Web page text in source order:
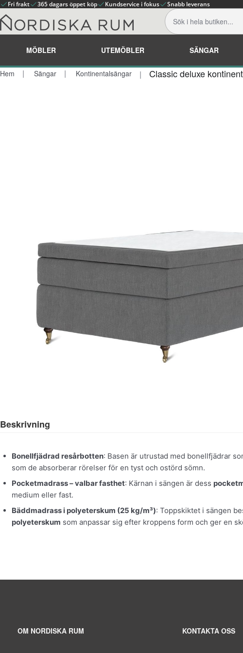
Fri frakt 365 dagars öppet köp Kundservice i fokus Snabb leverans
MÖBLER UTEMÖBLER SÄNGAR
Hem Sängar Kontinentalsängar Classic deluxe
Beskrivning
Bonellfjädrad resårbotten: Basen är utrustad med bonellfjädrar
som de absorberar rörelser för en tyst och ostörd sömn.
Pocketmadrass – valbar fasthet: Kärnan i sängen är dess
medium eller fast.
Bäddmadrass i polyeterskum (25 kg/m³): Toppskiktet i sängen
polyeterskum som anpassar sig efter kroppens form och ger en
OM NORDISKA RUM KONTAKTA OSS